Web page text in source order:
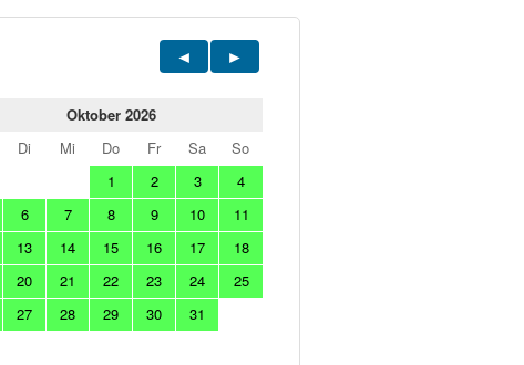
Oktober 2026
Di Mi Do Fr Sa
So
1
2 3
4
6 7 8 9 10
11
13 14 15 16 17
18
20 21 22 23 24
25
27 28 29 30 31